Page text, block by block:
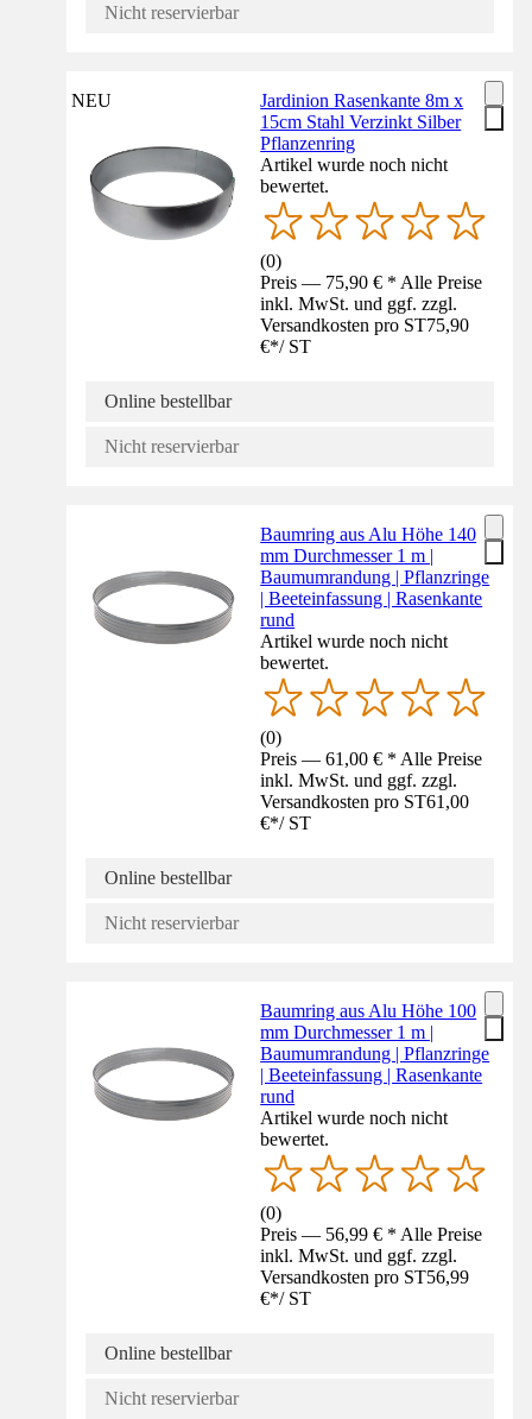
Nicht reservierbar
NEU
Jardinion Rasenkante 8m x
15cm Stahl Verzinkt Silber
Pflanzenring
Artikel wurde noch nicht
bewertet.
(0)
Preis — 75,90 € * Alle Preise
inkl. MwSt. und ggf. zzgl.
Versandkosten pro ST75,90
€*/ ST
Online bestellbar
Nicht reservierbar
Baumring aus Alu Höhe 140
mm Durchmesser 1 m |
Baumumrandung | Pflanzringe
| Beeteinfassung | Rasenkante
rund
Artikel wurde noch nicht
bewertet.
(0)
Preis — 61,00 € * Alle Preise
inkl. MwSt. und ggf. zzgl.
Versandkosten pro ST61,00
€*/ ST
Online bestellbar
Nicht reservierbar
Baumring aus Alu Höhe 100
mm Durchmesser 1 m |
Baumumrandung | Pflanzringe
| Beeteinfassung | Rasenkante
rund
Artikel wurde noch nicht
bewertet.
(0)
Preis — 56,99 € * Alle Preise
inkl. MwSt. und ggf. zzgl.
Versandkosten pro ST56,99
€*/ ST
Online bestellbar
Nicht reservierbar